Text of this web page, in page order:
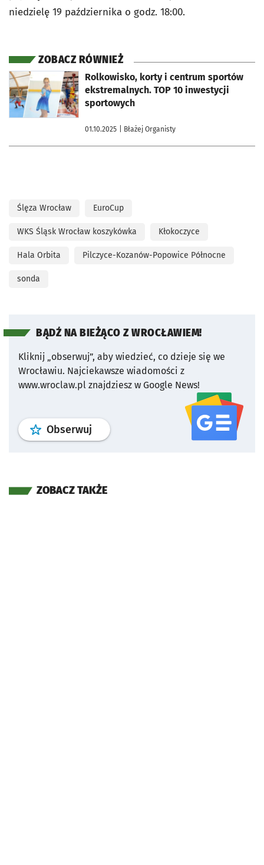
niedzielę 19 października o godz. 18:00.
ZOBACZ RÓWNIEŻ
Rolkowisko, korty i centrum sportów
ekstremalnych. TOP 10 inwestycji
sportowych
01.10.2025 | Błażej Organisty
otworzy się w nowej karcie
Ślęza Wrocław EuroCup
WKS Śląsk Wrocław koszykówka Kłokoczyce
Hala Orbita Pilczyce-Kozanów-Popowice Północne
sonda
BĄDŹ NA BIEŻĄCO Z WROCŁAWIEM!
Kliknij „obserwuj”, aby wiedzieć, co dzieje się we
Wrocławiu. Najciekawsze wiadomości z
www.wroclaw.pl znajdziesz w Google News!
Obserwuj profil serwisu
ZOBACZ TAKŻE